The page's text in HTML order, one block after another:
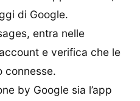
di Google.
entra nelle
e verifica che le
connesse.
by Google sia l’app